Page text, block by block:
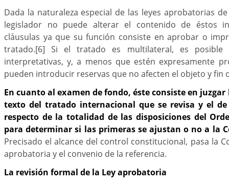
Dada la naturaleza especial de las leyes aprobatorias
legislador no puede alterar el contenido de éstos
cláusulas ya que su función consiste en aprobar o
tratado.[6] Si el tratado es multilateral, es posible
interpretativas, y, a menos que estén expresamente
pueden introducir reservas que no afecten el objeto y fin
En cuanto al examen de fondo, éste consiste en
texto del tratado internacional que se revisa y el
respecto de la totalidad de las disposiciones del
para determinar si las primeras se ajustan o no a la
Precisado el alcance del control constitucional, pasa la
aprobatoria y el convenio de la referencia.
La revisión formal de la Ley aprobatoria